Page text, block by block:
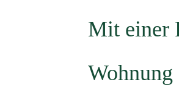
Mit einer